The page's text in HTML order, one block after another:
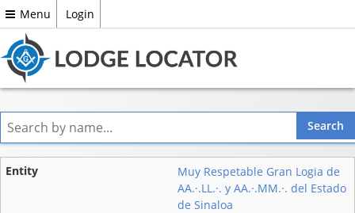
Menu Login
Entity
Muy Respetable Gran Logia de
AA.·.LL.·. y AA.·.MM.·. del Estado
de Sinaloa